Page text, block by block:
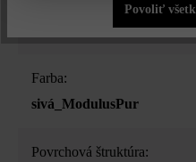
plotová a múrová tvárnica
Farba:
sivá_ModulusPur
Povrchová štruktúra:
Povoliť